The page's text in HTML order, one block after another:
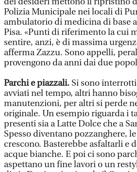
Polizia Municipale nei locali di
ambulatorio di medicina di base
Pisa. «Punti di riferimento la cui
sentire, anzi, è di massima
afferma Zazzu. Sono appelli,
provengono da anni dai due
Parchi e piazzali. Si sono
avviati nel tempo, altri hanno
manutenzioni, per altri si perde
originale. Un esempio riguarda i
presenti sia a Latte Dolce che a
Spesso diventano pozzanghere,
crescono. Basterebbe asfaltarli e
acque bianche. E poi ci sono
aspettano un fine lavori o un